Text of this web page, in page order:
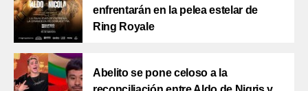
enfrentarán en la pelea estelar de
Ring Royale
Abelito se pone celoso a la